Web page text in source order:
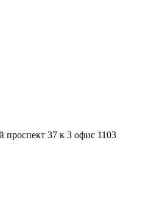
проспект 37 к 3 офис 1103